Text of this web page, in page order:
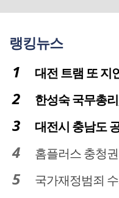
랭킹뉴스
대전 트램 또 지연되나…8
한성숙 국무총
대전시 충남도 공공
홈플러스 충청권 5
국가재정범죄 수사 대전